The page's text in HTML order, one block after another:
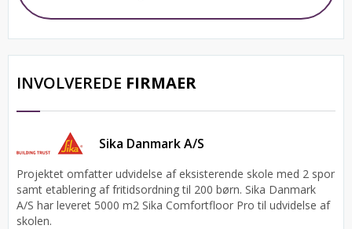
INVOLVEREDE FIRMAER
Sika Danmark A/S
Projektet omfatter udvidelse af eksisterende skole med 2 spor
samt etablering af fritidsordning til 200 børn. Sika Danmark
A/S har leveret 5000 m2 Sika Comfortfloor Pro til udvidelse af
skolen.